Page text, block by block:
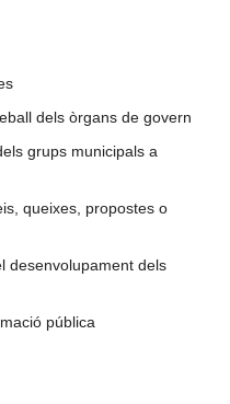
dels òrgans de govern
grups municipals a
queixes, propostes o
desenvolupament dels
pública